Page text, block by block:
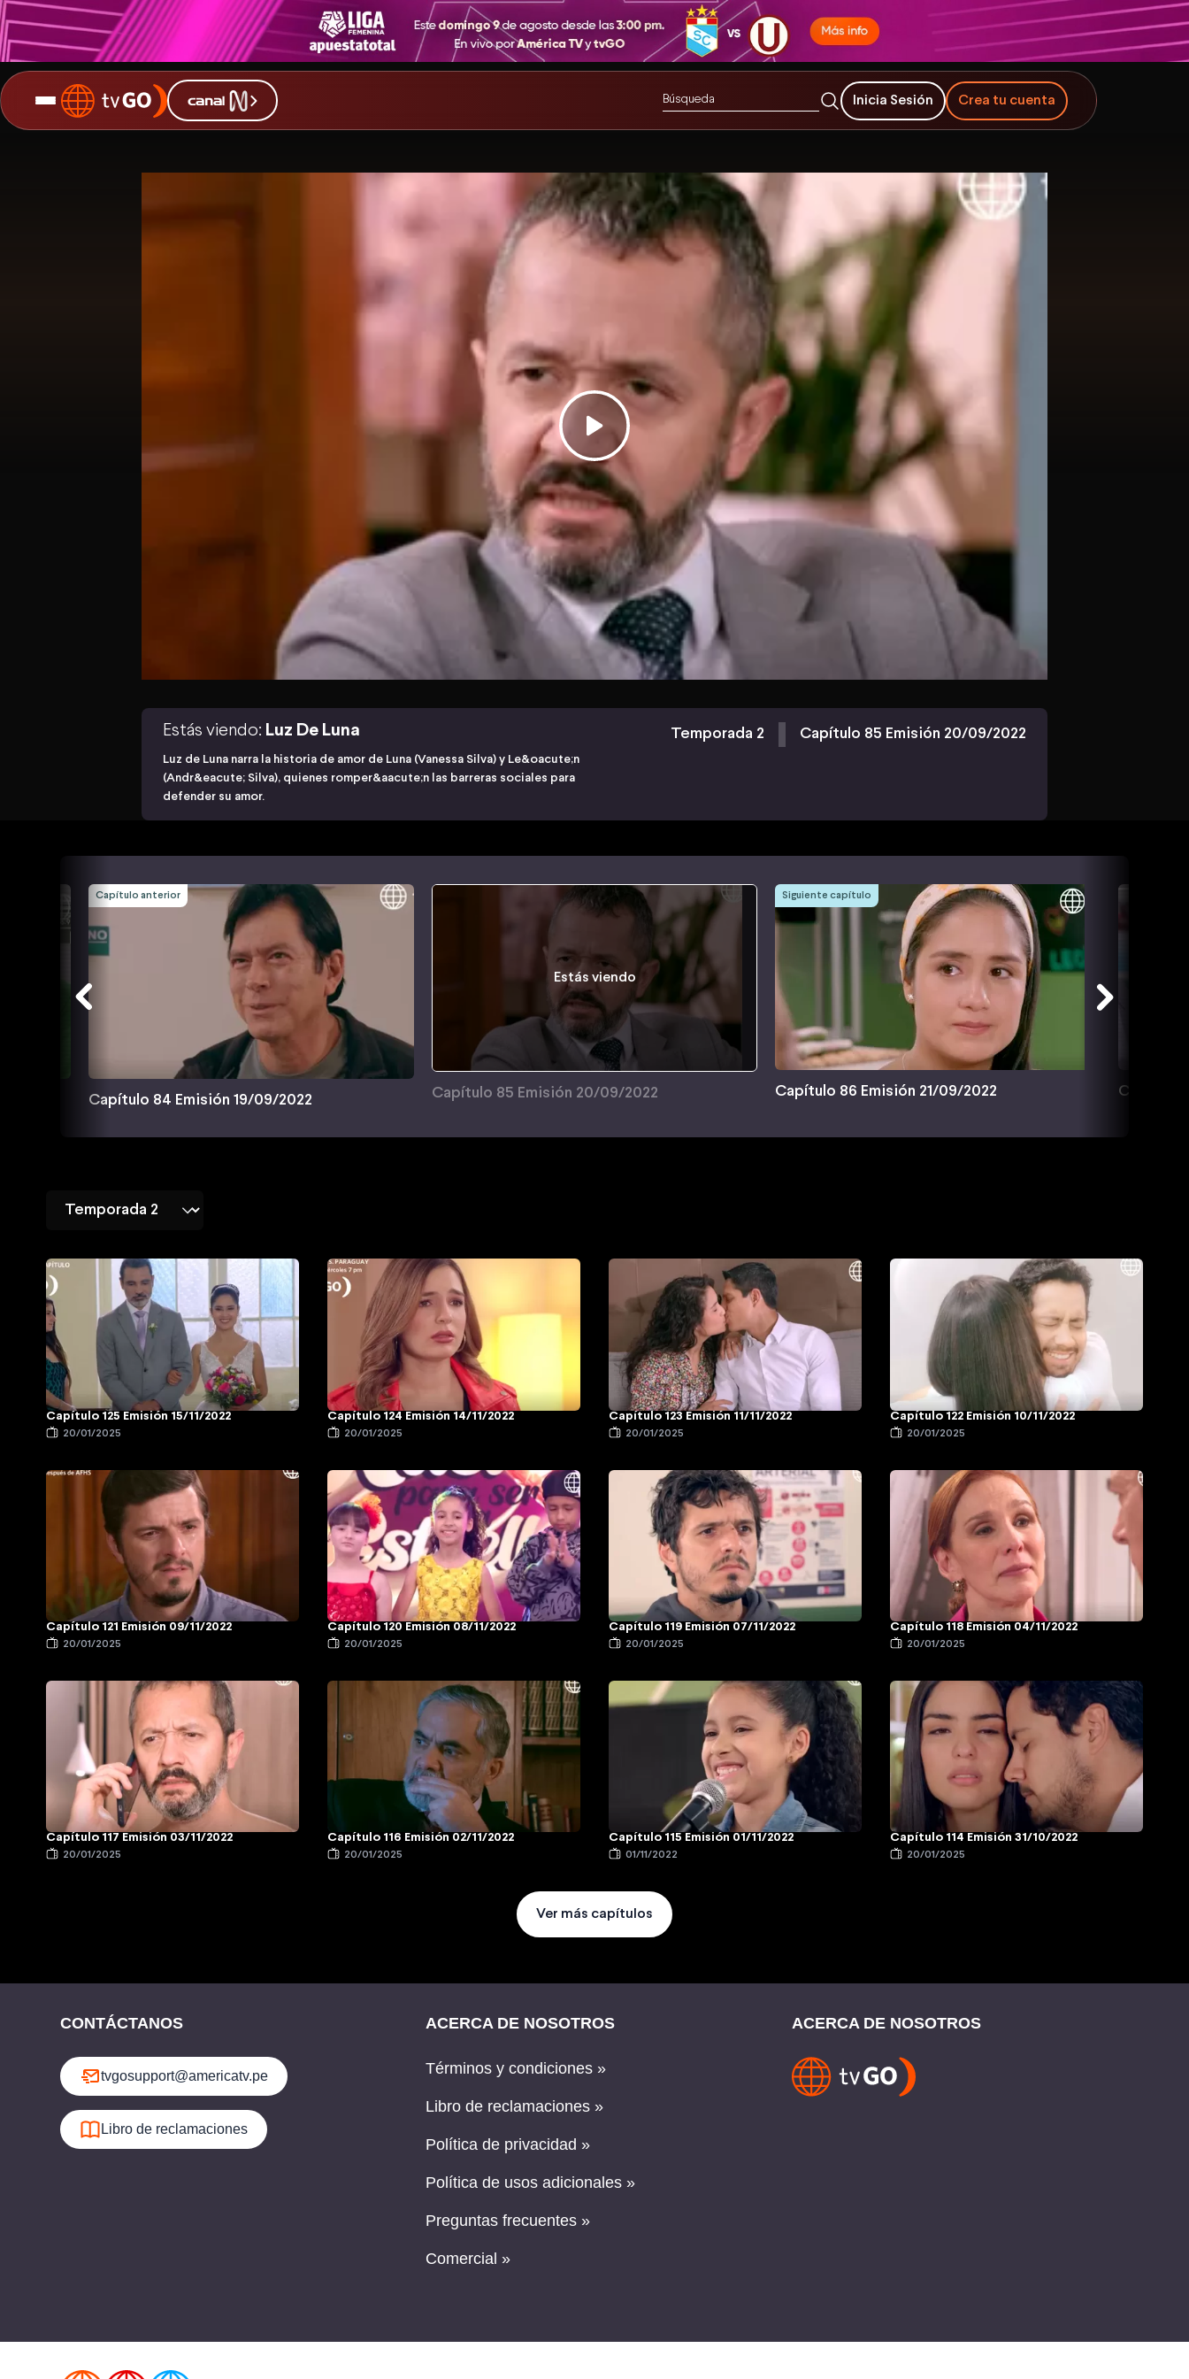
Inicia Sesión Crea tu cuenta
Estás viendo: Luz De Luna
Luz de Luna narra la historia de amor de Luna (Vanessa Silva) y Le&oacute;n
(Andr&eacute; Silva), quienes romper&aacute;n las barreras sociales para
defender su amor.
Temporada 2 Capítulo 85 Emisión 20/09/2022
Capítulo anterior
Capítulo 84 Emisión 19/09/2022
Estás viendo
Capítulo 85 Emisión 20/09/2022
Siguiente capítulo
Capítulo 86 Emisión 21/09/2022 Capítulo
Capítulo 125 Emisión 15/11/2022
20/01/2025
Capítulo 124 Emisión 14/11/2022
20/01/2025
Capítulo 123 Emisión 11/11/2022
20/01/2025
Capítulo 122 Emisión 10/11/2022
20/01/2025
Capítulo 121 Emisión 09/11/2022
20/01/2025
Capítulo 120 Emisión 08/11/2022
20/01/2025
Capítulo 119 Emisión 07/11/2022
20/01/2025
Capítulo 118 Emisión 04/11/2022
20/01/2025
Capítulo 117 Emisión 03/11/2022
20/01/2025
Capítulo 116 Emisión 02/11/2022
20/01/2025
Capítulo 115 Emisión 01/11/2022
01/11/2022
Capítulo 114 Emisión 31/10/2022
20/01/2025
Ver más capítulos
CONTÁCTANOS
tvgosupport@americatv.pe
Libro de reclamaciones
ACERCA DE NOSOTROS
Términos y condiciones »
Libro de reclamaciones »
Política de privacidad »
Política de usos adicionales »
Preguntas frecuentes »
Comercial »
ACERCA DE NOSOTROS